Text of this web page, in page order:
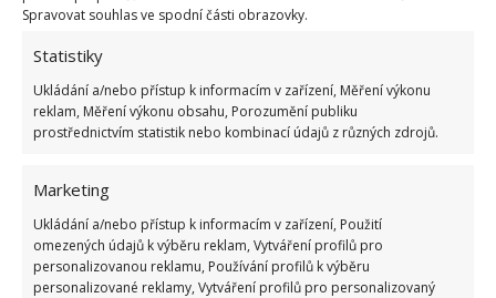
Spravovat souhlas ve spodní části obrazovky.
Statistiky
Ukládání a/nebo přístup k informacím v zařízení, Měření výkonu
reklam, Měření výkonu obsahu, Porozumění publiku
prostřednictvím statistik nebo kombinací údajů z různých zdrojů.
Marketing
Ukládání a/nebo přístup k informacím v zařízení, Použití
omezených údajů k výběru reklam, Vytváření profilů pro
personalizovanou reklamu, Používání profilů k výběru
personalizované reklamy, Vytváření profilů pro personalizovaný